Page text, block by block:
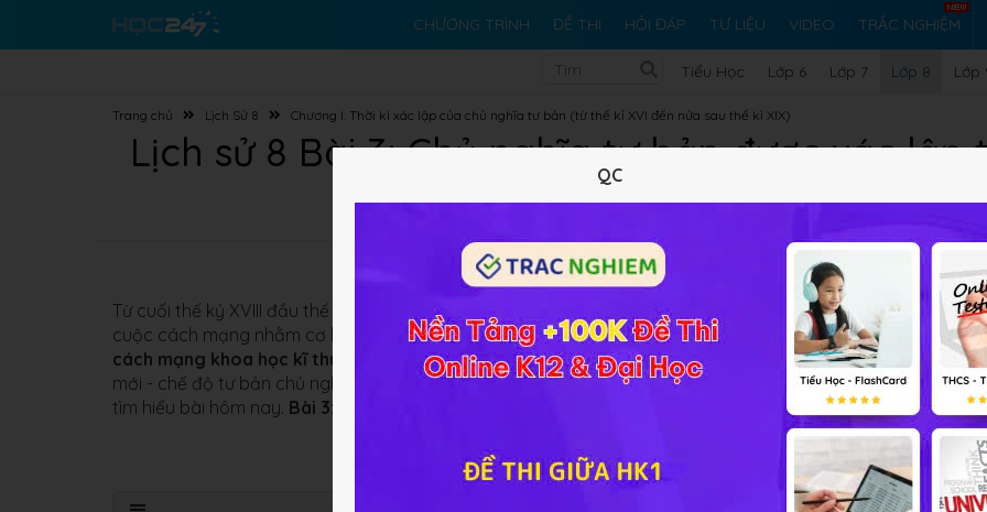
CHƯƠNG TRÌNH ĐỀ THI HỎI ĐÁP TƯ LIỆU VIDEO TRẮC NGHIỆM
Tiểu Học Lớp 6 Lớp 7 Lớp 8 Lớp
Trang chủ Lịch Sử 8 Chương I: Thời kì xác lập của chủ nghĩa tư bản (từ thế kỉ XVI đến nửa sau thế kỉ XIX)
Lịch sử 8 Bài 3: Chủ nghĩa tư bản được xác
Từ cuối thế kỷ XVIII đầu thế kỷ XIX, các nước Châu Âu đã có những bước tiến trong lĩnh vực sản xuất. Đó
cuộc cách mạng nhằm cơ khí hoá nền sản xuất để thay thế cho sản xuất thủ công, về thực chất đây là
cách mạng khoa học kĩ thuật
mục đích tạo ra năng suất lao động cao hơn
để làm cơ sở củng cố chế
mới - chế độ tư bản chủ nghĩa. Cụ thể cuộccách mạng công nghiệp ở Anh
diễn ra như thế nào chúng ta
tìm hiểu bài hôm nay. Bài 3: Chủ nghĩa tư bản được xác lập trên phạm vi thế giới
QC